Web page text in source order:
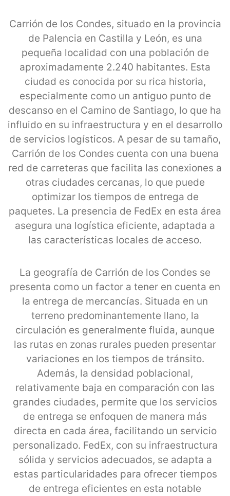
Carrión de los Condes, situado en la provincia
de Palencia en Castilla y León, es una
pequeña localidad con una población de
aproximadamente 2.240 habitantes. Esta
ciudad es conocida por su rica historia,
especialmente como un antiguo punto de
descanso en el Camino de Santiago, lo que ha
influido en su infraestructura y en el desarrollo
de servicios logísticos. A pesar de su tamaño,
Carrión de los Condes cuenta con una buena
red de carreteras que facilita las conexiones a
otras ciudades cercanas, lo que puede
optimizar los tiempos de entrega de
paquetes. La presencia de FedEx en esta área
asegura una logística eficiente, adaptada a
las características locales de acceso.
La geografía de Carrión de los Condes se
presenta como un factor a tener en cuenta en
la entrega de mercancías. Situada en un
terreno predominantemente llano, la
circulación es generalmente fluida, aunque
las rutas en zonas rurales pueden presentar
variaciones en los tiempos de tránsito.
Además, la densidad poblacional,
relativamente baja en comparación con las
grandes ciudades, permite que los servicios
de entrega se enfoquen de manera más
directa en cada área, facilitando un servicio
personalizado. FedEx, con su infraestructura
sólida y servicios adecuados, se adapta a
estas particularidades para ofrecer tiempos
de entrega eficientes en esta notable